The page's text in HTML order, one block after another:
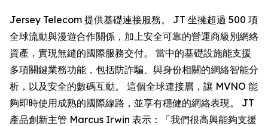
Jersey Telecom 提供基礎連接服務。 JT 坐擁超過 500 項
全球流動與漫遊合作關係，加上安全可靠的營運商級別網絡
資產，實現無縫的國際服務交付。 當中的基礎設施能支援
多項關鍵業務功能，包括防詐騙、與身份相關的網絡智能分
析，以及安全的數碼互動。 這個全球連接層，讓 MVNO 能
夠即時使用成熟的國際線路，並享有穩健的網絡表現。 JT
產品創新主管 Marcus Irwin 表示：「我們很高興能夠支援